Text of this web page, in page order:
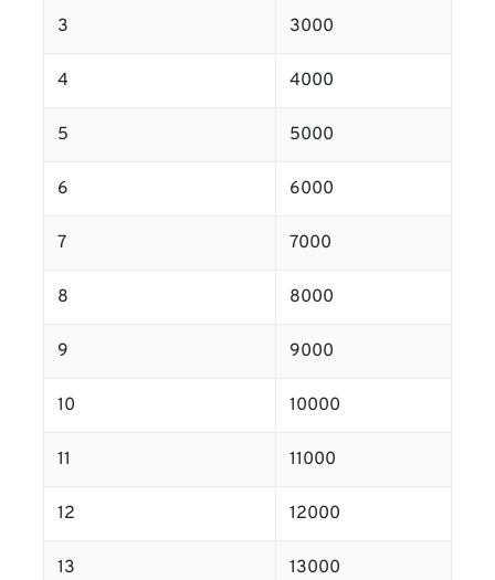
3 3000
4 4000
5 5000
6 6000
7 7000
8 8000
9 9000
10 10000
11 11000
12 12000
13 13000